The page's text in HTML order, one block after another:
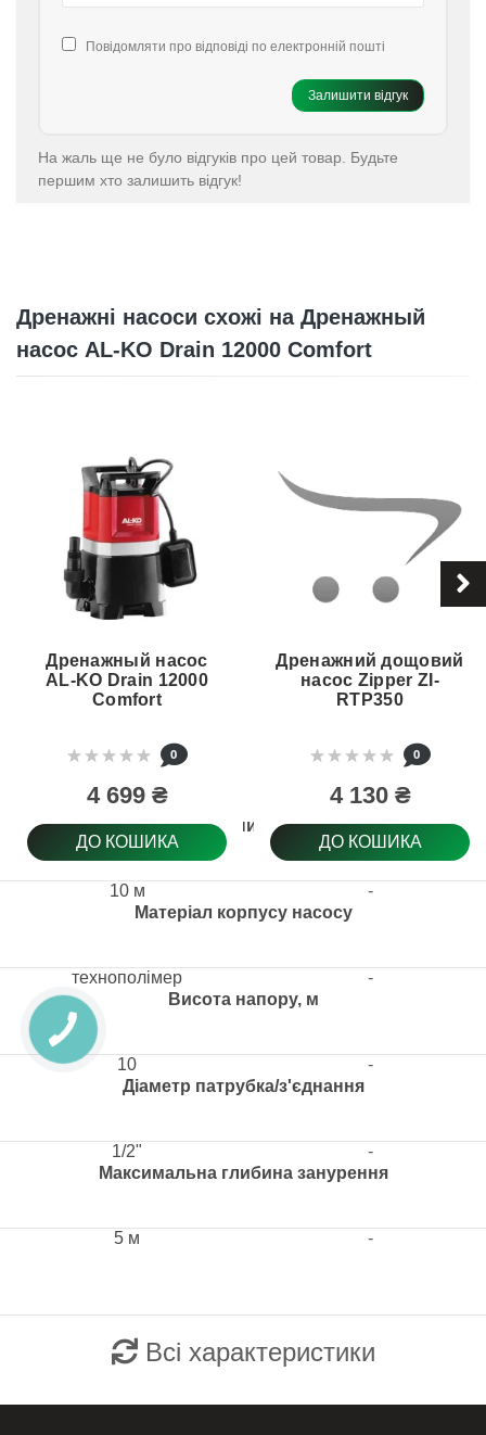
Повідомляти про відповіді по електронній пошті
Залишити відгук
На жаль ще не було відгуків про цей товар. Будьте
першим хто залишить відгук!
Дренажні насоси схожі на Дренажный
насос AL-KO Drain 12000 Comfort
Електричний кабель
Матеріал корпусу насосу
Висота напору, м
Діаметр патрубка/з'єднання
Максимальна глибина занурення
Дренажный насос
AL-KO Drain 12000
Comfort
0
4 699 ₴
ДО КОШИКА
10 м
технополімер
10
1/2"
5 м
Дренажний дощовий
насос Zipper ZI-
RTP350
0
4 130 ₴
ДО КОШИКА
-
-
-
-
-
Всі характеристики